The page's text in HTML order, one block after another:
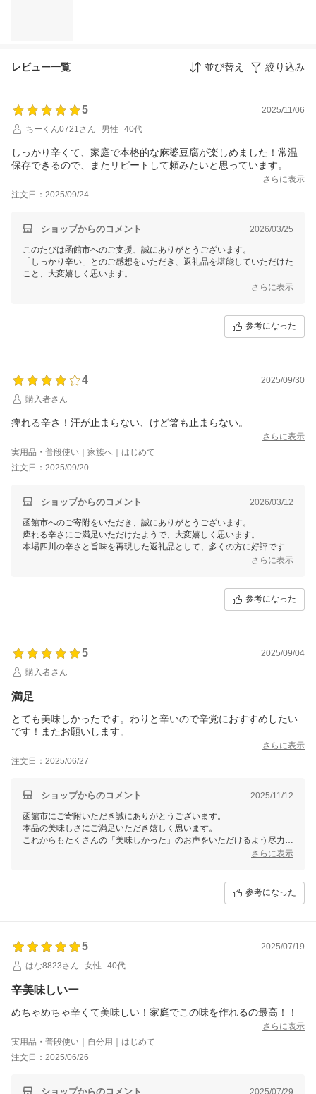
レビュー一覧 並び替え 絞り込み
5
2025/11/06
ちーくん0721さん
男性 40代
しっかり辛くて、家庭で本格的な麻婆豆腐が楽しめました！常温
保存できるので、またリピートして頼みたいと思っています。
さらに表示
注文日：2025/09/24
ショップからのコメント 2026/03/25
このたびは函館市へのご支援、誠にありがとうございます。
「しっかり辛い」とのご感想をいただき、返礼品を堪能していただけた
こと、大変嬉しく思います。
これからも函館市の魅力を感じていただける返礼品をお届けして参りま
さらに表示
参考になった
4
2025/09/30
購入者さん
痺れる辛さ！汗が止まらない、けど箸も止まらない。
さらに表示
実用品・普段使い｜家族へ｜はじめて
注文日：2025/09/20
ショップからのコメント 2026/03/12
函館市へのご寄附をいただき、誠にありがとうございます。
痺れる辛さにご満足いただけたようで、大変嬉しく思います。
本場四川の辛さと旨味を再現した返礼品として、多くの方に好評です。
これからも寄附者様に喜ばれる味をお届けできるよう努めてまいりま
さらに表示
参考になった
5
2025/09/04
購入者さん
満足
とても美味しかったです。わりと辛いので辛党におすすめしたい
です！またお願いします。
さらに表示
注文日：2025/06/27
ショップからのコメント 2025/11/12
函館市にご寄附いただき誠にありがとうございます。
本品の美味しさにご満足いただき嬉しく思います。
これからもたくさんの「美味しかった」のお声をいただけるよう尽力し
てまいりますので、引き続き函館市をよろしくお願いいたします。
さらに表示
参考になった
5
2025/07/19
はな8823さん
女性 40代
辛美味しいー
めちゃめちゃ辛くて美味しい！家庭でこの味を作れるの最高！！
さらに表示
実用品・普段使い｜自分用｜はじめて
注文日：2025/06/26
ショップからのコメント 2025/07/29